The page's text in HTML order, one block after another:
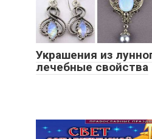
Украшения из
лечебные свойства